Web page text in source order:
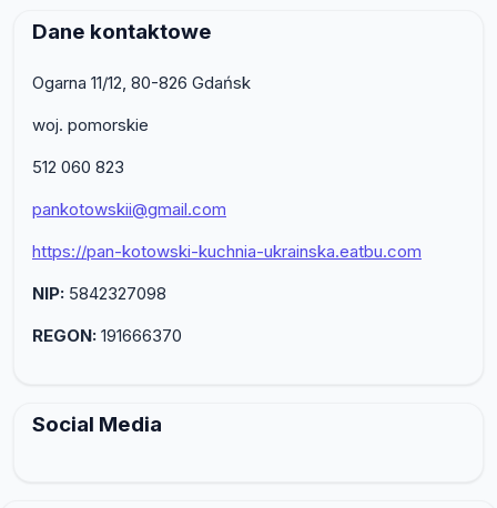
Dane kontaktowe
Ogarna 11/12, 80-826 Gdańsk
woj. pomorskie
512 060 823
pankotowskii@gmail.com
https://pan-kotowski-kuchnia-ukrainska.eatbu.com
NIP: 5842327098
REGON: 191666370
Social Media